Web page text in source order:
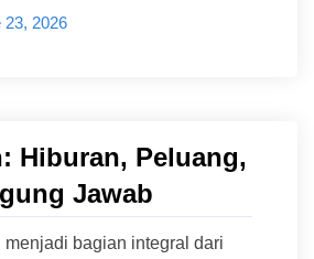
23, 2026
Hiburan, Peluang,
Jawab
menjadi bagian integral dari